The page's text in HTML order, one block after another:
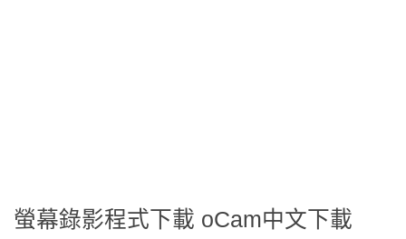
螢幕錄影程式下載 oCam中文下載